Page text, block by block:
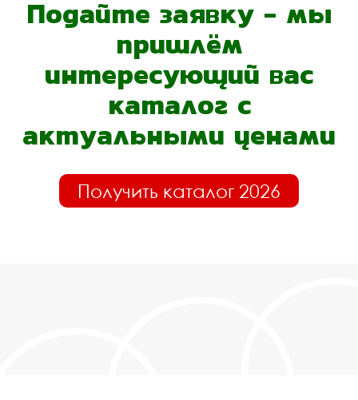
Подайте заявку - мы
пришлём
интересующий вас
каталог с
актуальными ценами
Получить каталог 2026